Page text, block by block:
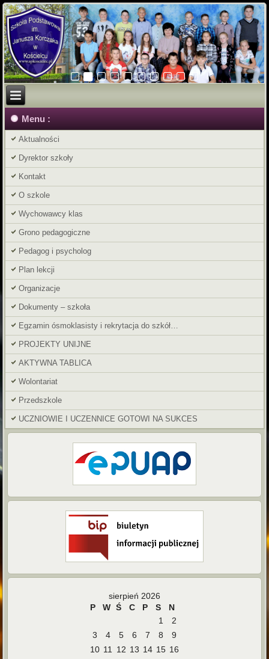
Menu :
Aktualności
Dyrektor szkoły
Kontakt
O szkole
Wychowawcy klas
Grono pedagogiczne
Pedagog i psycholog
Plan lekcji
Organizacje
Dokumenty – szkoła
Egzamin ósmoklasisty i rekrytacja do szkół…
PROJEKTY UNIJNE
AKTYWNA TABLICA
Wolontariat
Przedszkole
UCZNIOWIE I UCZENNICE GOTOWI NA SUKCES
sierpień 2026
P
W Ś C P S
N
1
2
3
4 5 6 7 8
9
10 11 12 13 14 15 16